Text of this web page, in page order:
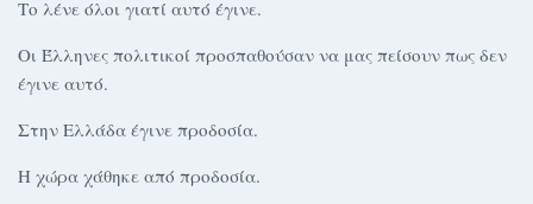
Το λένε όλοι γιατί αυτό έγινε.
Οι Έλληνες πολιτικοί προσπαθούσαν να μας πείσουν πως δεν
έγινε αυτό.
Στην Ελλάδα έγινε προδοσία.
Η χώρα χάθηκε από προδοσία.